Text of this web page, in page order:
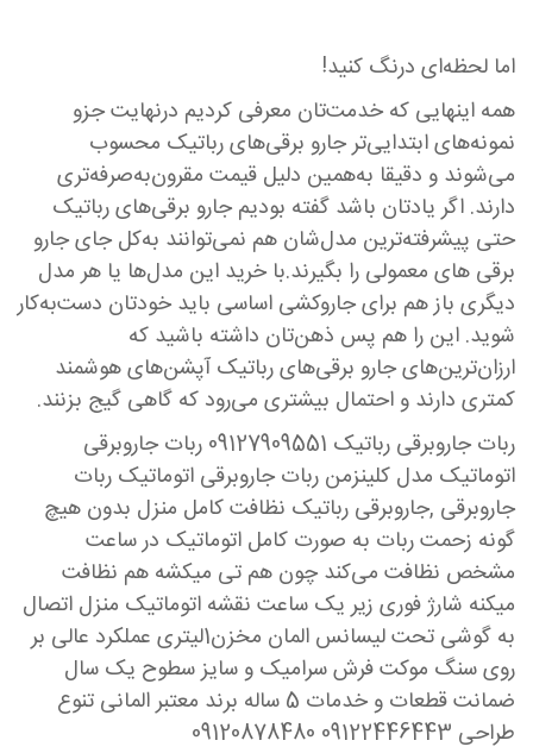
اما لحظه‌ای درنگ کنید!
همه اینهایی که خدمت‌تان معرفی کردیم درنهایت جزو
نمونه‌های ابتدایی‌تر جارو برقی‌های رباتیک محسوب
می‌شوند و دقیقا به‌همین دلیل قیمت مقرون‌به‌صرفه‌تری
دارند. اگر یادتان باشد گفته بودیم جارو برقی‌های رباتیک
حتی پیشرفته‌ترین مدل‌شان هم نمی‌توانند به‌کل جای جارو
‌برقی های معمولی را بگیرند.با خرید این مدل‌ها یا هر مدل
دیگری باز هم برای جاروکشی اساسی باید خودتان دست‌به‌کار
شوید. این را هم پس ذهن‌تان داشته باشید که
ارزان‌ترین‌های جارو برقی‌های رباتیک آپشن‌های هوشمند
کمتری دارند و احتمال بیشتری می‌رود که گاهی گیج بزنند.
ربات جاروبرقی رباتیک 09127909551 ربات جاروبرقی
اتوماتیک مدل کلینزمن ربات جاروبرقی اتوماتیک ربات
جاروبرقی ,جاروبرقی رباتیک نظافت کامل منزل بدون هیچ
گونه زحمت ربات به صورت کامل اتوماتیک در ساعت
مشخص نظافت می‌کند چون هم تی میکشه هم نظافت
میکنه شارژ فوری زیر یک ساعت نقشه اتوماتیک منزل اتصال
به گوشی تحت لیسانس المان مخزن1لیتری عملکرد عالی بر
روی سنگ موکت فرش سرامیک و سایز سطوح یک سال
ضمانت قطعات و خدمات 5 ساله برند معتبر المانی تنوع
طراحی 09122446443 09120878480